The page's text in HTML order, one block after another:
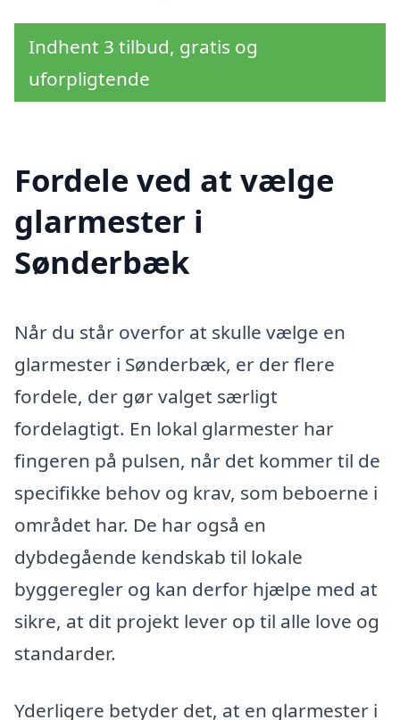
Indhent 3 tilbud, gratis og
uforpligtende
Fordele ved at vælge
glarmester i
Sønderbæk
Når du står overfor at skulle vælge en
glarmester i Sønderbæk, er der flere
fordele, der gør valget særligt
fordelagtigt. En lokal glarmester har
fingeren på pulsen, når det kommer til de
specifikke behov og krav, som beboerne i
området har. De har også en
dybdegående kendskab til lokale
byggeregler og kan derfor hjælpe med at
sikre, at dit projekt lever op til alle love og
standarder.
Yderligere betyder det, at en glarmester i